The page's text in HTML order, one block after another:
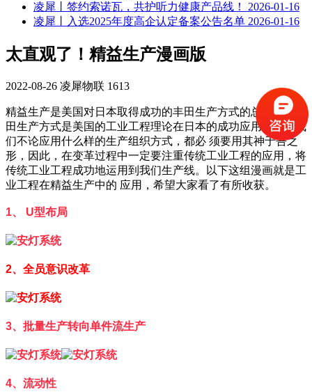
凌犀丨签约索诺瓦，共护听力健康产品线！ 2026-01-16
凌犀丨入选2025年度高企认定备案公告名单 2026-01-16
太直观了！精益生产漫画版
2022-08-26 凌犀物联 1613
精益生产是美国对日本取得成功的丰田生产方式的总结，而丰
田生产方式是美国的工业工程理论在日本的成功应用而已。我
们不论应用什么样的生产组织方式，都必 须要用其神于吾之
形，因此，在变革过程中一定要注重传统工业工程的应用，将
传统工业工程成功地运用到我们生产线。以下这组漫画就是工
业工程在精益生产中的 应用，希望大家看了有所收获。
1、 U型布局
2、全员意识改革
3、批量生产转向单件流生产
4、流动性